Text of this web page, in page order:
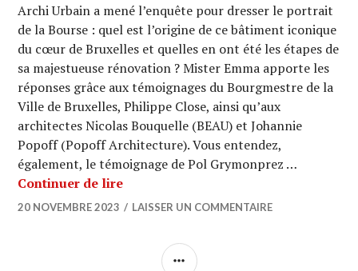
Archi Urbain a mené l’enquête pour dresser le portrait
de la Bourse : quel est l’origine de ce bâtiment iconique
du cœur de Bruxelles et quelles en ont été les étapes de
sa majestueuse rénovation ? Mister Emma apporte les
réponses grâce aux témoignages du Bourgmestre de la
Ville de Bruxelles, Philippe Close, ainsi qu’aux
architectes Nicolas Bouquelle (BEAU) et Johannie
Popoff (Popoff Architecture). Vous entendez,
également, le témoignage de Pol Grymonprez …
Continuer de lireARCHI URBAIN (18/10) : La Bourse
20 NOVEMBRE 2023 LAISSER UN COMMENTAIRE
COLONNE